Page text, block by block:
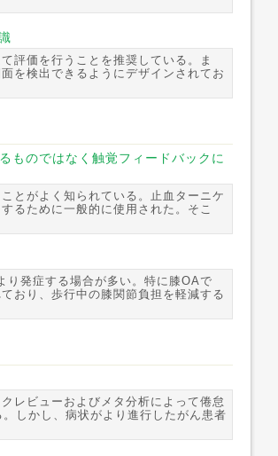
評価を行うことを推奨している。ま
を検出できるようにデザインされてお
ものではなく触覚フィードバックに
とがよく知られている。止血ターニケ
るために一般的に使用された。そこ
り発症する場合が多い。特に膝OAで
おり、歩行中の膝関節負担を軽減する
レビューおよびメタ分析によって倦怠
しかし、病状がより進行したがん患者